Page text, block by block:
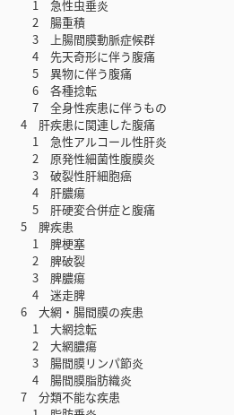
1 急性虫垂炎
2 腸重積
3 上腸間膜動脈症候群
4 先天奇形に伴う腹痛
5 異物に伴う腹痛
6 各種捻転
7 全身性疾患に伴うもの
4 肝疾患に関連した腹痛
1 急性アルコール性肝炎
2 原発性細菌性腹膜炎
3 破裂性肝細胞癌
4 肝膿瘍
5 肝硬変合併症と腹痛
5 脾疾患
1 脾梗塞
2 脾破裂
3 脾膿瘍
4 迷走脾
6 大網・腸間膜の疾患
1 大網捻転
2 大網膿瘍
3 腸間膜リンパ節炎
4 腸間膜脂肪織炎
7 分類不能な疾患